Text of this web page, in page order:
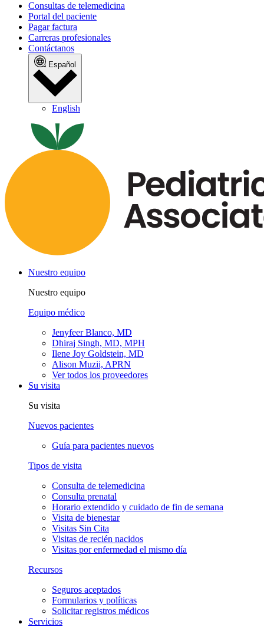
Consultas de telemedicina
Portal del paciente
Pagar factura
Carreras profesionales
Contáctanos
Español
English
Nuestro equipo
Nuestro equipo
Equipo médico
Jenyfeer Blanco, MD
Dhiraj Singh, MD, MPH
Ilene Joy Goldstein, MD
Alison Muzii, APRN
Ver todos los proveedores
Su visita
Su visita
Nuevos pacientes
Guía para pacientes nuevos
Tipos de visita
Consulta de telemedicina
Consulta prenatal
Horario extendido y cuidado de fin de semana
Visita de bienestar
Visitas Sin Cita
Visitas de recién nacidos
Visitas por enfermedad el mismo día
Recursos
Seguros aceptados
Formularios y políticas
Solicitar registros médicos
Servicios